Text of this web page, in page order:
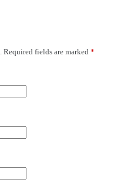
Required fields are marked *